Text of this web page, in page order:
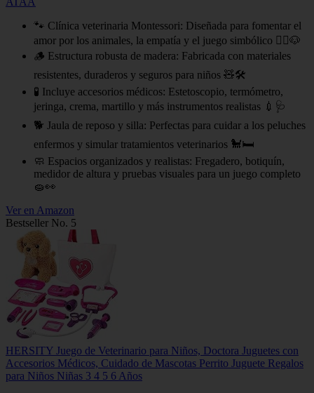
🐾 Clínica veterinaria Montessori: Diseñada para fomentar el
amor por los animales, la empatía y el juego simbólico 👩‍⚕️🐶
🪵 Estructura robusta de madera: Fabricada con materiales
resistentes, duraderos y seguros para niños 🧸🛠
🧪 Incluye accesorios médicos: Estetoscopio, termómetro,
jeringa, crema, martillo y más instrumentos realistas 💉🩺
🐕 Jaula de reposo y silla: Perfectas para cuidar a los peluches
enfermos y simular tratamientos veterinarios 🐩🛏
🧼 Espacios organizados y realistas: Fregadero, botiquín,
medidor de altura y pruebas visuales para un juego completo
🧽👀
Ver en Amazon
Bestseller No. 5
HERSITY Juego de Veterinario para Niños, Doctora Juguetes con
Accesorios Médicos, Cuidado de Mascotas Perrito Juguete Regalos
para Niños Niñas 3 4 5 6 Años